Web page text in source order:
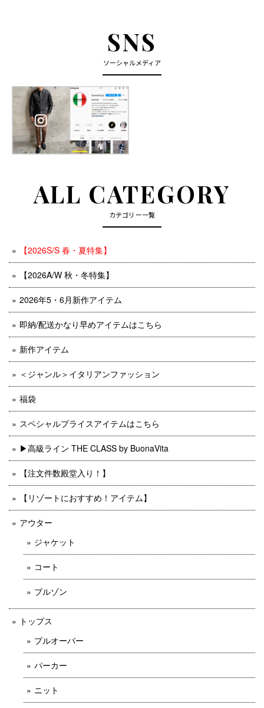
SNS
ソーシャルメディア
ALL CATEGORY
カテゴリー一覧
【2026S/S 春・夏特集】
【2026A/W 秋・冬特集】
2026年5・6月新作アイテム
即納/配送かなり早めアイテムはこちら
新作アイテム
＜ジャンル＞イタリアンファッション
福袋
スペシャルプライスアイテムはこちら
▶︎高級ライン THE CLASS by BuonaVita
【注文件数殿堂入り！】
【リゾートにおすすめ！アイテム】
アウター
ジャケット
コート
ブルゾン
トップス
プルオーバー
パーカー
ニット